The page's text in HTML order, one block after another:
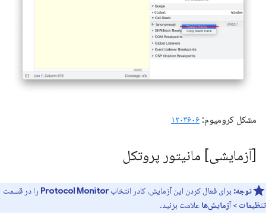
مشکل کرومیوم: ۱۲۰۳۶۰۶
[آزمایشی] مانیتور پروتکل
توجه: برای فعال کردن این آزمایش، کادر انتخاب Protocol Monitor را در قسمت
تنظیمات >آزمایش‌ها علامت بزنید.